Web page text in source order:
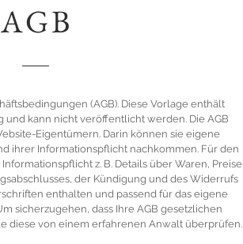
AGB
(AGB). Diese Vorlage enthält
und kann nicht veröffentlicht werden. Die AGB
Eigentümern. Darin können sie eigene
ihrer Informationspflicht nachkommen. Für den
z. B. Details über Waren, Preise
der Kündigung und des Widerrufs
enthalten und passend für das eigene
sicherzugehen, dass Ihre AGB gesetzlichen
diese von einem erfahrenen Anwalt überprüfen.